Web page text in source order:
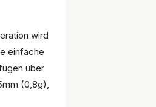
wird
einfache
über
(0,8g),